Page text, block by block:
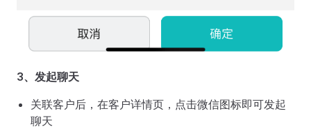
3、发起聊天
关联客户后，在客户详情页，点击微信图标即可发起
聊天